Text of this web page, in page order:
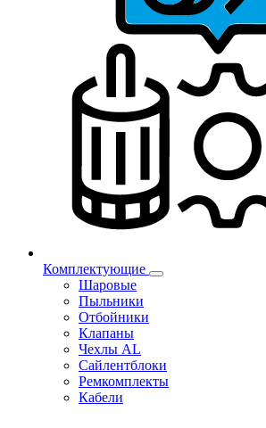
Комплектующие
Шаровые
Пыльники
Отбойники
Клапаны
Чехлы AL
Сайлентблоки
Ремкомплекты
Кабели